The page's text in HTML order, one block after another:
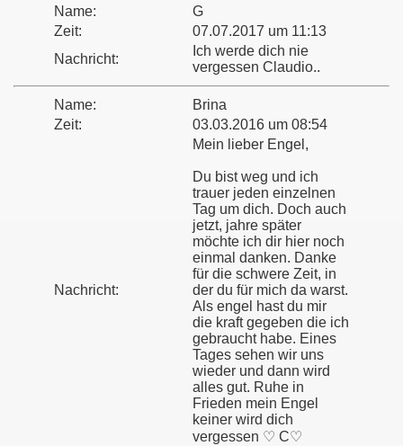
Name:
G
Zeit:
07.07.2017 um 11:13
Nachricht:
Ich werde dich nie
vergessen Claudio..
Name:
Brina
Zeit:
03.03.2016 um 08:54
Nachricht:
Mein lieber Engel,
Du bist weg und ich
trauer jeden einzelnen
Tag um dich. Doch auch
jetzt, jahre später
möchte ich dir hier noch
einmal danken. Danke
für die schwere Zeit, in
der du für mich da warst.
Als engel hast du mir
die kraft gegeben die ich
gebraucht habe. Eines
Tages sehen wir uns
wieder und dann wird
alles gut. Ruhe in
Frieden mein Engel
keiner wird dich
vergessen ♡ C♡